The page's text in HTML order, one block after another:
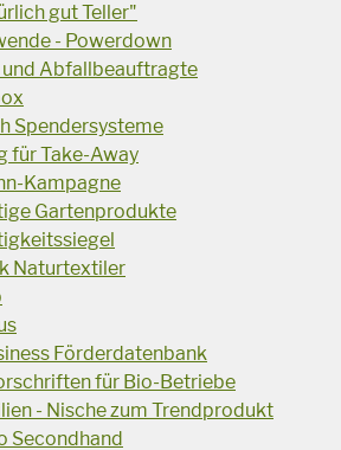
gut Teller"
- Powerdown
und Abfallbeauftragte
Spendersysteme
für Take-Away
Kampagne
Gartenprodukte
Naturtextiler
Förderdatenbank
für Bio-Betriebe
- Nische zum Trendprodukt
Secondhand